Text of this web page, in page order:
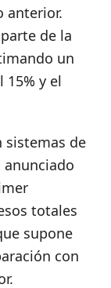
anterior.
de la
un
y el
sistemas de
totales
supone
con